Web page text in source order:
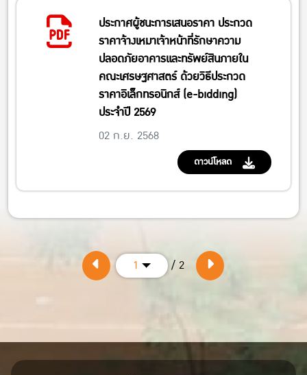
ประกาศผู้ชนะการเสนอราคา ประกวด
ราคาจ้างเหมาเจ้าหน้าที่รักษาความ
ปลอดภัยอาคารและทรัพย์สินภายใน
คณะเศรษฐศาสตร์ ด้วยวิธีประกวด
ราคาอิเล็กทรอนิกส์ (e-bidding)
ประจำปี 2569
02 ก.ย. 2568
ดาวน์โหลด
1 / 2